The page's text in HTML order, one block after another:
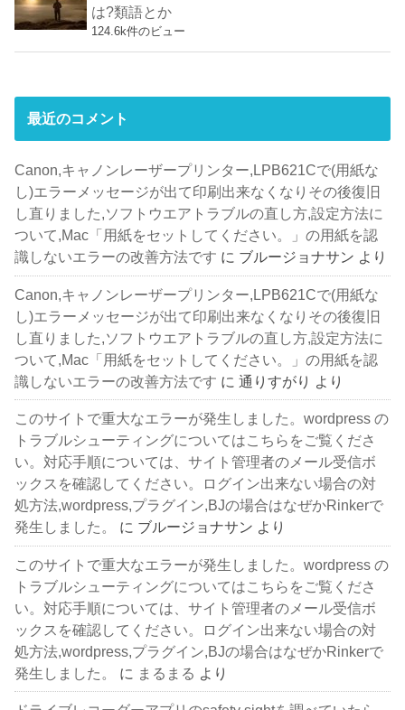
は?類語とか
124.6k件のビュー
最近のコメント
Canon,キャノンレーザープリンター,LPB621Cで(用紙な
し)エラーメッセージが出て印刷出来なくなりその後復旧
し直りました,ソフトウエアトラブルの直し方,設定方法に
ついて,Mac「用紙をセットしてください。」の用紙を認
識しないエラーの改善方法です に ブルージョナサン より
Canon,キャノンレーザープリンター,LPB621Cで(用紙な
し)エラーメッセージが出て印刷出来なくなりその後復旧
し直りました,ソフトウエアトラブルの直し方,設定方法に
ついて,Mac「用紙をセットしてください。」の用紙を認
識しないエラーの改善方法です に通りすがり より
このサイトで重大なエラーが発生しました。wordpress の
トラブルシューティングについてはこちらをご覧くださ
い。対応手順については、サイト管理者のメール受信ボ
ックスを確認してください。ログイン出来ない場合の対
処方法,wordpress,プラグイン,BJの場合はなぜかRinkerで
発生しました。
に ブルージョナサン より
このサイトで重大なエラーが発生しました。wordpress の
トラブルシューティングについてはこちらをご覧くださ
い。対応手順については、サイト管理者のメール受信ボ
ックスを確認してください。ログイン出来ない場合の対
処方法,wordpress,プラグイン,BJの場合はなぜかRinkerで
発生しました。
に まるまる より